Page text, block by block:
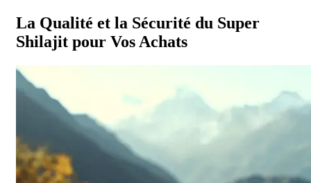
La Qualité et la Sécurité du Super
Shilajit pour Vos Achats